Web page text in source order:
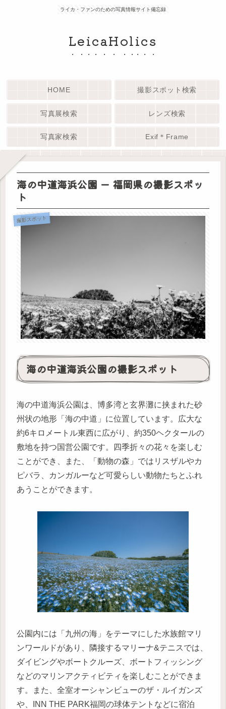
ライカ・ファンのための写真情報サイト備忘録
LeicaHolics
HOME 撮影スポット検索
写真展検索 レンズ検索
写真家検索 Exif＊Frame
海の中道海浜公園 ー 福岡県の撮影スポッ
ト
撮影スポット
海の中道海浜公園の撮影スポット
海の中道海浜公園は、博多湾と玄界灘に挟まれた砂
州状の地形「海の中道」に位置しています。広大な
約6キロメートル東西に広がり、約350ヘクタールの
敷地を持つ国営公園です。四季折々の花々を楽しむ
ことができ、また、「動物の森」ではリスザルやカ
ピバラ、カンガルーなど可愛らしい動物たちとふれ
あうことができます。
公園内には「九州の海」をテーマにした水族館マリ
ンワールドがあり、隣接するマリーナ&テニスでは、
ダイビングやボートクルーズ、ボートフィッシング
などのマリンアクティビティを楽しむことができま
す。また、全室オーシャンビューのザ・ルイガンズ
や、INN THE PARK福岡の球体テントなどに宿泊